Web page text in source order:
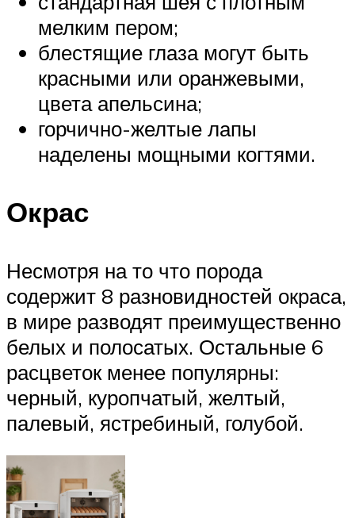
мелким пером;
блестящие глаза могут быть
красными или оранжевыми,
цвета апельсина;
горчично-желтые лапы
наделены мощными когтями.
Окрас
Несмотря на то что порода
содержит 8 разновидностей окраса,
в мире разводят преимущественно
белых и полосатых. Остальные 6
расцветок менее популярны:
черный, куропчатый, желтый,
палевый, ястребиный, голубой.